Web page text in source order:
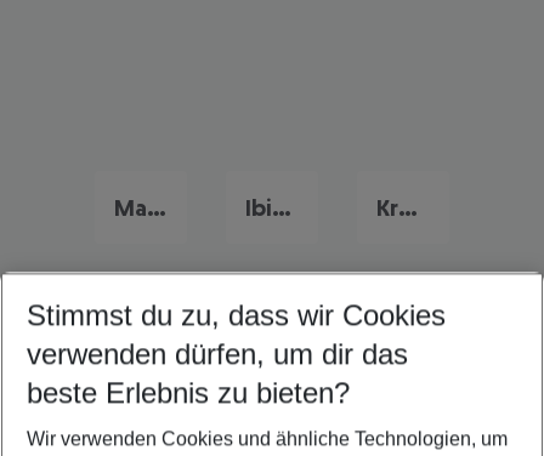
Mallorca Frühbucher Angebote Ibiza Flug & Hotel Kroatien Flug & Hotel
Quicklinks
Pauschalreisen Giardini-Naxos
Familienurlaub Giardini-Naxos
Stimmst du zu, dass wir Cookies
verwenden dürfen, um dir das
beste Erlebnis zu bieten?
Wir verwenden Cookies und ähnliche Technologien, um